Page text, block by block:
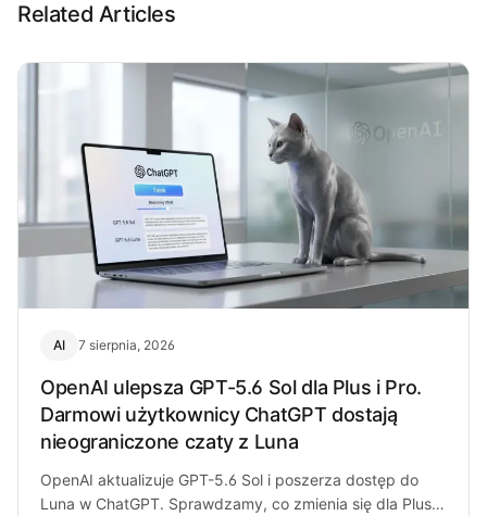
Related Articles
AI 7 sierpnia, 2026
OpenAI ulepsza GPT-5.6 Sol dla Plus i Pro.
Darmowi użytkownicy ChatGPT dostają
nieograniczone czaty z Luna
OpenAI aktualizuje GPT-5.6 Sol i poszerza dostęp do
Luna w ChatGPT. Sprawdzamy, co zmienia się dla Plus,